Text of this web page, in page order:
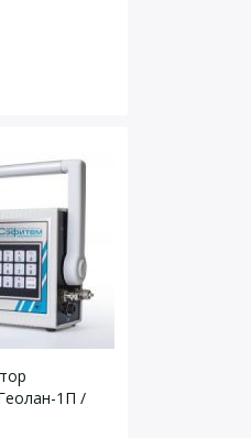
1П /